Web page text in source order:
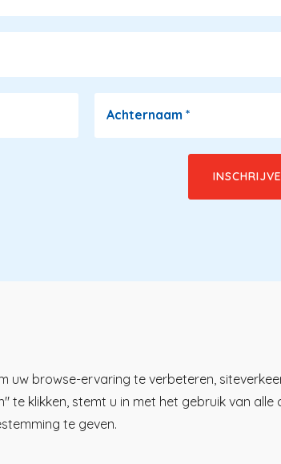
Achternaam *
uw browse-ervaring te verbeteren,
te klikken, stemt u in met het gebruik van
te geven.
Over KP
Nieuws en praktijk